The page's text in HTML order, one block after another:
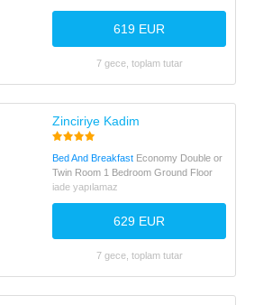
619 EUR
7 gece, toplam tutar
Zinciriye Kadim
Bed And Breakfast Economy Double or
Twin Room 1 Bedroom Ground Floor
iade yapılamaz
629 EUR
7 gece, toplam tutar